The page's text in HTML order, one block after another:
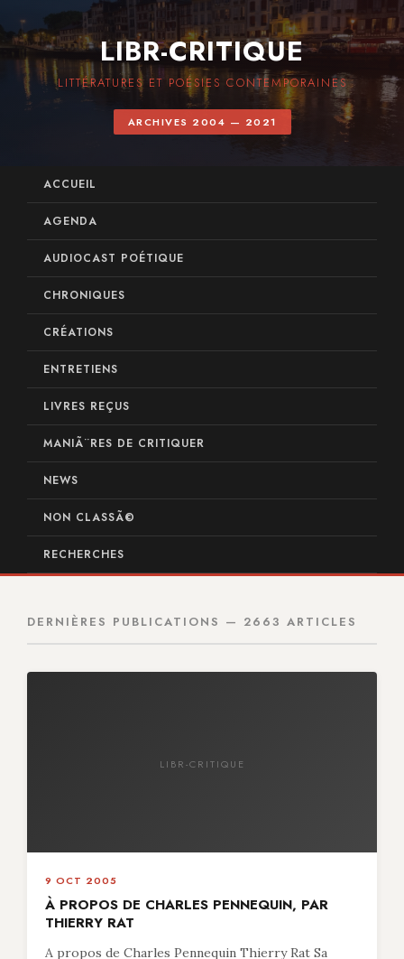
LIBR-CRITIQUE
LITTÉRATURES ET POÉSIES CONTEMPORAINES
ARCHIVES 2004 — 2021
ACCUEIL
AGENDA
AUDIOCAST POÉTIQUE
CHRONIQUES
CRÉATIONS
ENTRETIENS
LIVRES REÇUS
MANIÃ¨RES DE CRITIQUER
NEWS
NON CLASSÃ©
RECHERCHES
DERNIÈRES PUBLICATIONS — 2663 ARTICLES
LIBR-CRITIQUE
9 OCT 2005
À PROPOS DE CHARLES PENNEQUIN, PAR
THIERRY RAT
A propos de Charles Pennequin Thierry Rat Sa